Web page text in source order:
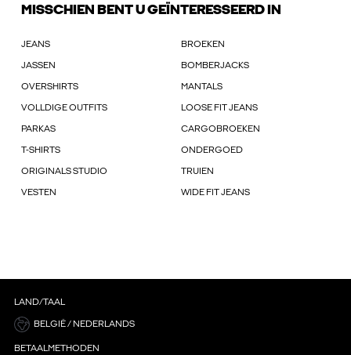
MISSCHIEN BENT U GEÏNTERESSEERD IN
JEANS BROEKEN
JASSEN BOMBERJACKS
OVERSHIRTS MANTALS
VOLLDIGE OUTFITS LOOSE FIT JEANS
PARKAS CARGOBROEKEN
T-SHIRTS ONDERGOED
ORIGINALS STUDIO TRUIEN
VESTEN WIDE FIT JEANS
LAND/TAAL
BELGIË / NEDERLANDS
BETAALMETHODEN